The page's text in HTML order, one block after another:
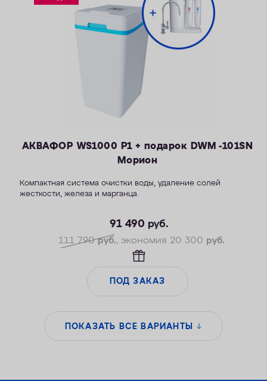
АКВАФОР WS1000 P1 + подарок DWM -101SN
Морион
Компактная система очистки воды, удаление солей
жесткости, железа и марганца.
— Максимальная удаляемая жесткость — 34 мг-экв/л
— Максимальная удаляемая концентрация железа — 14 мг/л
— Максимальная удаляемая концентрация растворенного
— Объем воды/соли на регенерацию от 70 литров / 1,4 кг
— Удаляет сероводород до 1 мг/л
91 490 руб.
111 790руб., экономия 20 300 руб.
ПОД ЗАКАЗ
ПОКАЗАТЬ ВСЕ ВАРИАНТЫ